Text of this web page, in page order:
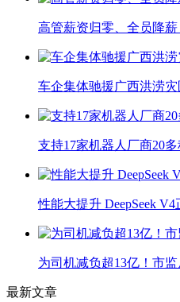
高管薪资归零、全员降
车企集体驰援广西洪涝
支持17家机器人厂商20
性能大提升 DeepSeek
为司机减负超13亿！市
最新文章